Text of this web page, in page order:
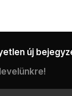
új